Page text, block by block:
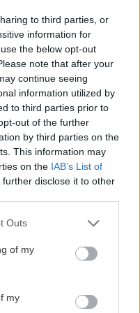
to third parties, or
information for
the below opt-out
note that after your
continue seeing
information utilized by
to third parties prior to
out of the further
by third parties on the
This information may
on the IAB’s List of
further disclose it to other
one or more Google
You may click to
its third-party tags to
in below Google
Outs
of my
my
βασισμένο στο
ακριβείς
στην online
στο cloud τις
το infotainment,
η πλοήγηση και οι
μεταξύ του
Bluelink. Μια
σύνδεση ξεκινά με